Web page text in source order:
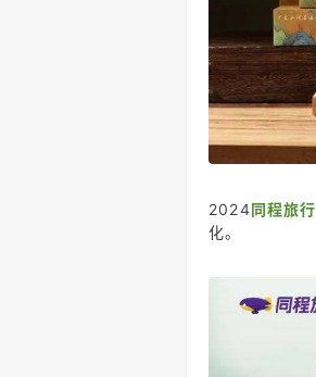
2024同程旅行
化。